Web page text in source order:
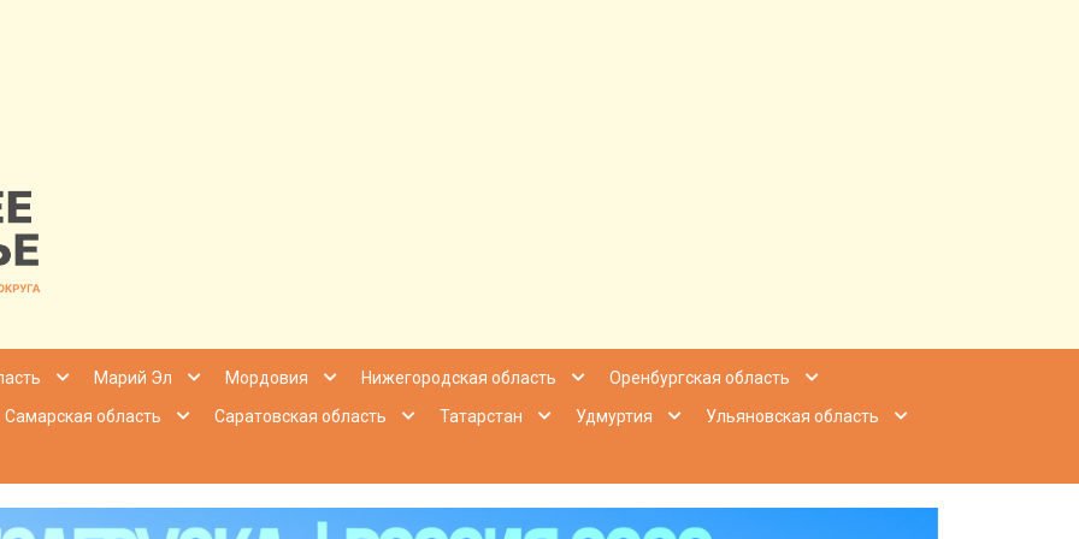
| Настоящее Приволжье
Марий Эл Мордовия Нижегородская область
Оренбургская область
Самарская область Саратовская область Татарстан Удмуртия
Ульяновская область